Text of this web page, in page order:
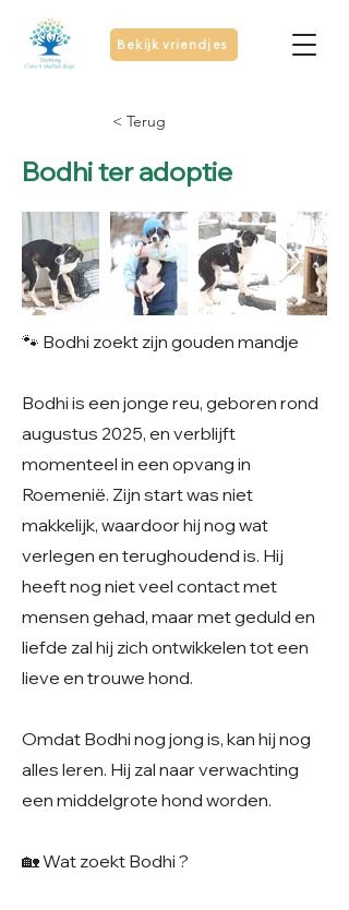
Bekijk vriendjes
< Terug
Bodhi ter adoptie
🐾 Bodhi zoekt zijn gouden mandje
Bodhi is een jonge reu, geboren rond
augustus 2025, en verblijft
momenteel in een opvang in
Roemenië. Zijn start was niet
makkelijk, waardoor hij nog wat
verlegen en terughoudend is. Hij
heeft nog niet veel contact met
mensen gehad, maar met geduld en
liefde zal hij zich ontwikkelen tot een
lieve en trouwe hond.
Omdat Bodhi nog jong is, kan hij nog
alles leren. Hij zal naar verwachting
een middelgrote hond worden.
🏡 Wat zoekt Bodhi ?